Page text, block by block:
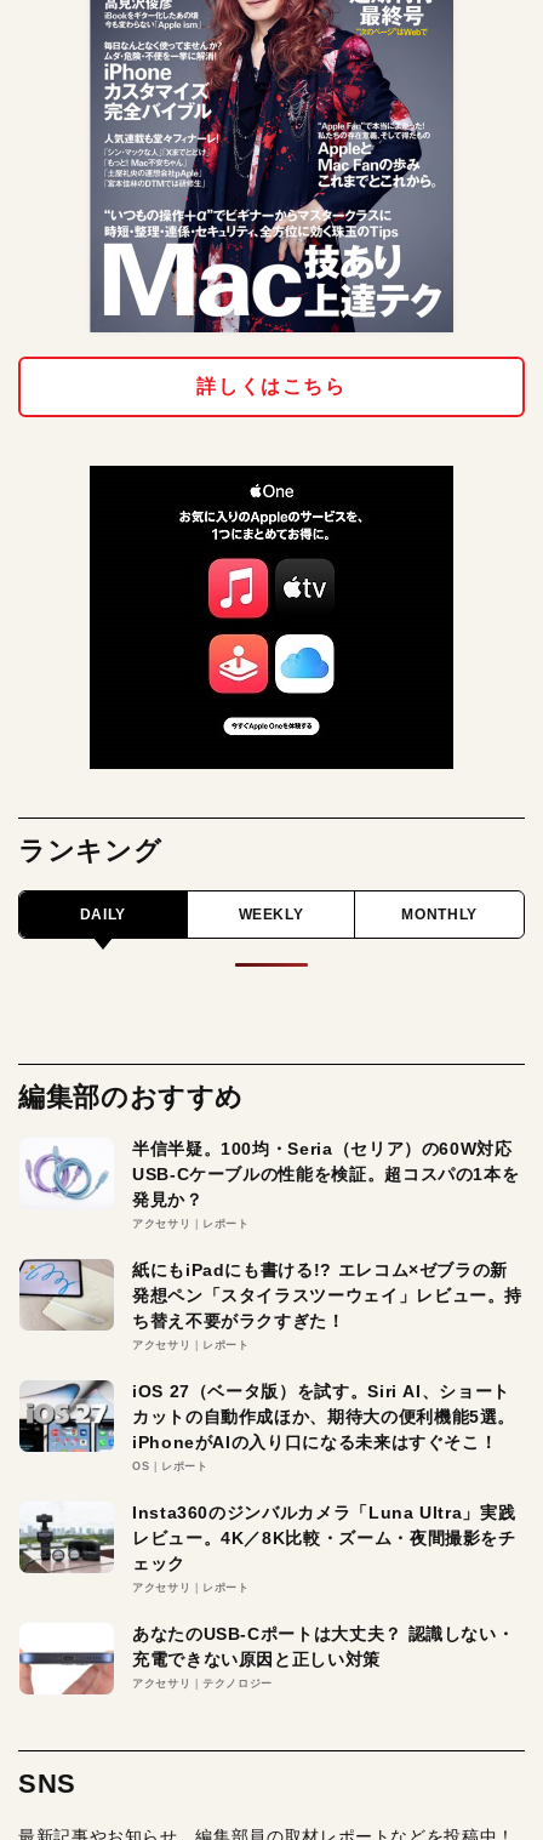
詳しくはこちら
ランキング
DAILY WEEKLY MONTHLY
編集部のおすすめ
半信半疑。100均・Seria（セリア）の60W対応
USB-Cケーブルの性能を検証。超コスパの1本を
発見か？
アクセサリ レポート
紙にもiPadにも書ける!? エレコム×ゼブラの新
発想ペン「スタイラスツーウェイ」レビュー。持
ち替え不要がラクすぎた！
アクセサリ レポート
iOS 27（ベータ版）を試す。Siri AI、ショート
カットの自動作成ほか、期待大の便利機能5選。
iPhoneがAIの入り口になる未来はすぐそこ！
OS レポート
Insta360のジンバルカメラ「Luna Ultra」実践
レビュー。4K／8K比較・ズーム・夜間撮影をチ
ェック
アクセサリ レポート
あなたのUSB-Cポートは大丈夫？ 認識しない・
充電できない原因と正しい対策
アクセサリ テクノロジー
SNS